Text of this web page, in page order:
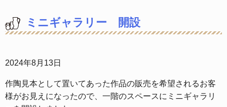
ミニギャラリー 開設
2024年8月13日
作陶見本として置いてあった作品の販売を希望されるお客
様がお見えになったので、一階のスペースにミニギャラリ